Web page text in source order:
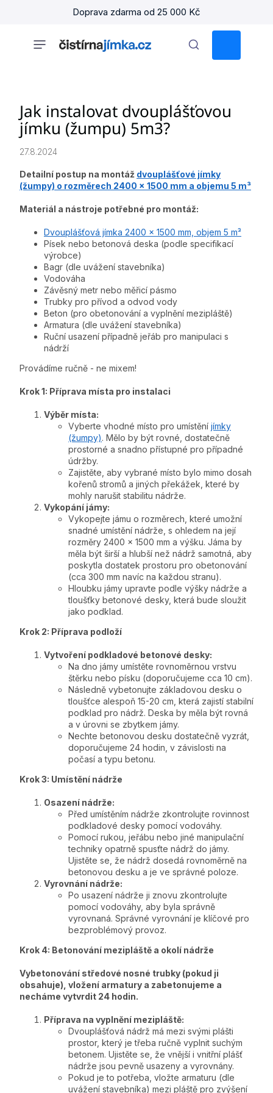
Doprava zdarma od 25 000 Kč
KOŠÍK
Jak instalovat dvouplášťovou
jímku (žumpu) 5m3?
27.8.2024
Detailní postup na montáž dvouplášťové jímky
(žumpy) o rozměrech 2400 x 1500 mm a objemu 5 m³
Materiál a nástroje potřebné pro montáž:
Dvouplášťová jímka 2400 x 1500 mm, objem 5 m³
Písek nebo betonová deska (podle specifikací
výrobce)
Bagr (dle uvážení stavebníka)
Vodováha
Závěsný metr nebo měřicí pásmo
Trubky pro přívod a odvod vody
Beton (pro obetonování a vyplnění mezipláště)
Armatura (dle uvážení stavebníka)
Ruční usazení případně jeřáb pro manipulaci s
nádrží
Provádíme ručně - ne mixem!
Krok 1: Příprava místa pro instalaci
Výběr místa:
Vyberte vhodné místo pro umístění jímky
(žumpy). Mělo by být rovné, dostatečně
prostorné a snadno přístupné pro případné
údržby.
Zajistěte, aby vybrané místo bylo mimo dosah
kořenů stromů a jiných překážek, které by
mohly narušit stabilitu nádrže.
Vykopání jámy:
Vykopejte jámu o rozměrech, které umožní
snadné umístění nádrže, s ohledem na její
rozměry 2400 x 1500 mm a výšku. Jáma by
měla být širší a hlubší než nádrž samotná, aby
poskytla dostatek prostoru pro obetonování
(cca 300 mm navíc na každou stranu).
Hloubku jámy upravte podle výšky nádrže a
tloušťky betonové desky, která bude sloužit
jako podklad.
Krok 2: Příprava podloží
Vytvoření podkladové betonové desky:
Na dno jámy umístěte rovnoměrnou vrstvu
štěrku nebo písku (doporučujeme cca 10 cm).
Následně vybetonujte základovou desku o
tloušťce alespoň 15-20 cm, která zajistí stabilní
podklad pro nádrž. Deska by měla být rovná
a v úrovni se zbytkem jámy.
Nechte betonovou desku dostatečně vyzrát,
doporučujeme 24 hodin, v závislosti na
počasí a typu betonu.
Krok 3: Umístění nádrže
Osazení nádrže:
Před umístěním nádrže zkontrolujte rovinnost
podkladové desky pomocí vodováhy.
Pomocí rukou, jeřábu nebo jiné manipulační
techniky opatrně spusťte nádrž do jámy.
Ujistěte se, že nádrž dosedá rovnoměrně na
betonovou desku a je ve správné poloze.
Vyrovnání nádrže:
Po usazení nádrže ji znovu zkontrolujte
pomocí vodováhy, aby byla správně
vyrovnaná. Správné vyrovnání je klíčové pro
bezproblémový provoz.
Krok 4: Betonování mezipláště a okolí nádrže
Vybetonování středové nosné trubky (pokud ji
obsahuje), vložení armatury a zabetonujeme a
necháme vytvrdit 24 hodin.
Příprava na vyplnění mezipláště:
Dvouplášťová nádrž má mezi svými plášti
prostor, který je třeba ručně vyplnit suchým
betonem. Ujistěte se, že vnější i vnitřní plášť
nádrže jsou pevně usazeny a vyrovnány.
Pokud je to potřeba, vložte armaturu (dle
uvážení stavebníka) mezi pláště pro zvýšení